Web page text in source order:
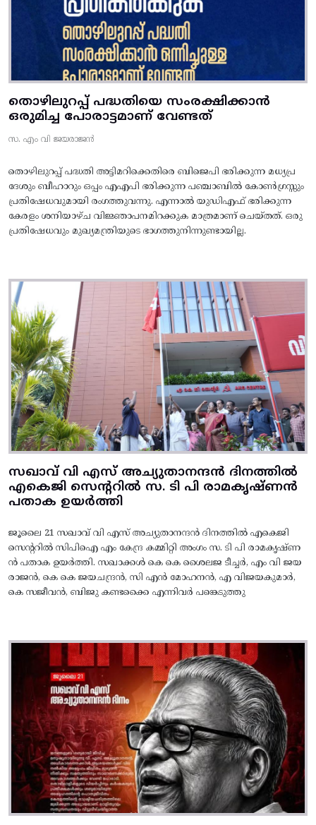
തൊഴിലുറപ്പ് പദ്ധതിയെ സംരക്ഷിക്കാൻ
ഒരുമിച്ച പോരാട്ടമാണ് വേണ്ടത്
സ. എം വി ജയരാജൻ
തൊഴിലുറപ്പ് പദ്ധതി അട്ടിമറിക്കെതിരെ ബിജെപി ഭരിക്കുന്ന മധ്യപ്ര
ദേശും ബീഹാറും ഒപ്പം എഎപി ഭരിക്കുന്ന പഞ്ചാബിൽ കോൺഗ്രസ്സും
പ്രതിഷേധവുമായി രംഗത്തുവന്നു. എന്നാൽ യുഡിഎഫ് ഭരിക്കുന്ന
കേരളം ശനിയാഴ്ച വിജ്ഞാപനമിറക്കുക മാത്രമാണ് ചെയ്തത്. ഒരു
പ്രതിഷേധവും മുഖ്യമന്ത്രിയുടെ ഭാഗത്തുനിന്നുണ്ടായില്ല.
സഖാവ് വി എസ് അച്യുതാനന്ദൻ ദിനത്തിൽ
എകെജി സെന്ററിൽ സ. ടി പി രാമകൃഷ്‌ണൻ
പതാക ഉയർത്തി
ജൂലൈ 21 സഖാവ് വി എസ് അച്യുതാനന്ദൻ ദിനത്തിൽ എകെജി
സെന്ററിൽ സിപിഐ എം കേന്ദ്ര കമ്മിറ്റി അംഗം സ. ടി പി രാമകൃഷ്‌ണ
ൻ പതാക ഉയർത്തി. സഖാക്കൾ കെ കെ ശൈലജ ടീച്ചർ, എം വി ജയ
രാജൻ, കെ കെ ജയചന്ദ്രൻ, സി എൻ മോഹനൻ, എ വിജയകുമാർ,
കെ സജീവൻ, ബിജു കണ്ടക്കൈ എന്നിവർ പങ്കെടുത്തു